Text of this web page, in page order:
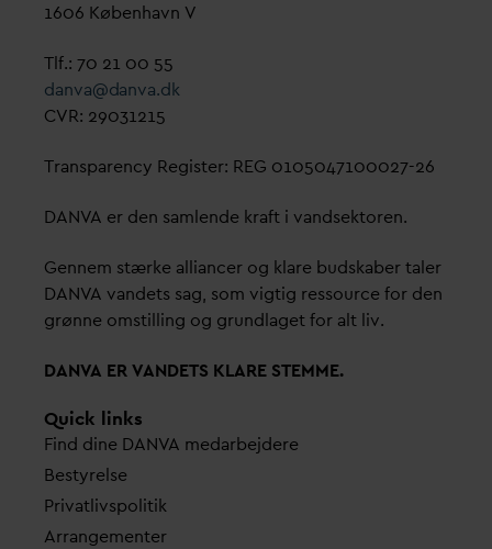
1606 København V
Tlf.: 70 21 00 55
danva@danva.dk
CVR: 29031215
Transparency Register: REG 0105047100027-26
DANVA er den samlende kraft i vandsektoren.
Gennem stærke alliancer og klare budskaber taler
DANVA vandets sag, som vigtig ressource for den
grønne omstilling og grundlaget for alt liv.
DANVA ERVANDETS KLARE STEMME.
Quick links
Find dine DANVA medarbejdere
Bestyrelse
Privatlivspolitik
Arrangementer